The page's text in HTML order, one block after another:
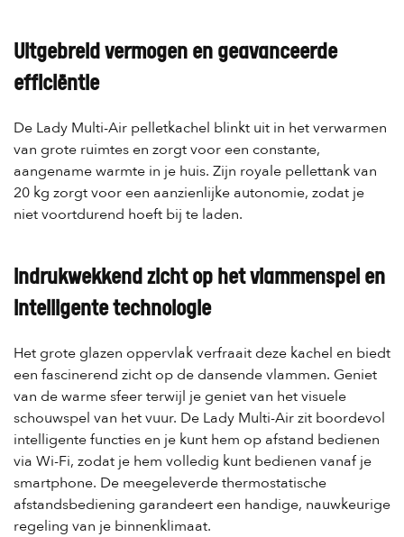
Uitgebreid vermogen en geavanceerde
efficiëntie
De Lady Multi-Air pelletkachel blinkt uit in het verwarmen
van grote ruimtes en zorgt voor een constante,
aangename warmte in je huis. Zijn royale pellettank van
20 kg zorgt voor een aanzienlijke autonomie, zodat je
niet voortdurend hoeft bij te laden.
Indrukwekkend zicht op het vlammenspel en
intelligente technologie
Het grote glazen oppervlak verfraait deze kachel en biedt
een fascinerend zicht op de dansende vlammen. Geniet
van de warme sfeer terwijl je geniet van het visuele
schouwspel van het vuur. De Lady Multi-Air zit boordevol
intelligente functies en je kunt hem op afstand bedienen
via Wi-Fi, zodat je hem volledig kunt bedienen vanaf je
smartphone. De meegeleverde thermostatische
afstandsbediening garandeert een handige, nauwkeurige
regeling van je binnenklimaat.